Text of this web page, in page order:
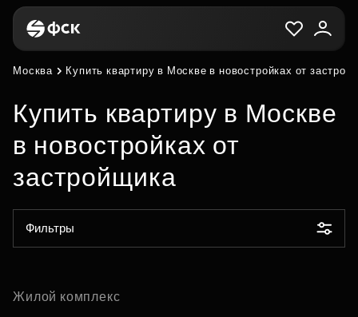
Москва Купить квартиру в Москве в новостройках от
Купить квартиру в Москве
в новостройках от
застройщика
Фильтры
Жилой комплекс